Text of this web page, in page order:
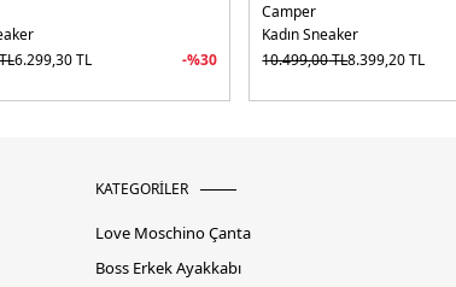
6.299,30TL -%30
Camper
Kadın Sneaker
10.499,00TL8.399,20TL
KATEGORİLER
Love Moschino Çanta
Boss Erkek Ayakkabı